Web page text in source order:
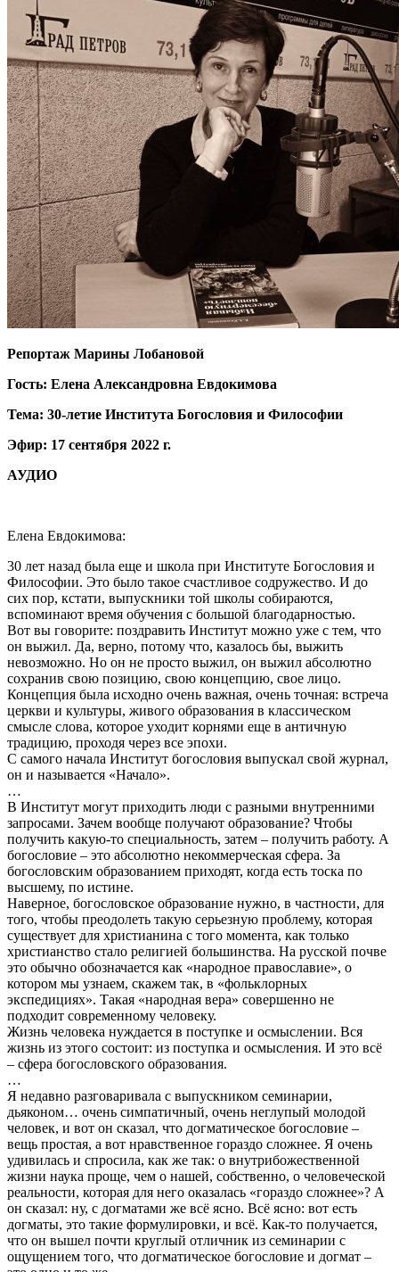
Репортаж Марины Лобановой
Гость: Елена Александровна Евдокимова
Тема: 30-летие Института Богословия и Философии
Эфир: 17 сентября 2022 г.
АУДИО
Елена Евдокимова:
30 лет назад была еще и школа при Институте Богословия и
Философии. Это было такое счастливое содружество. И до
сих пор, кстати, выпускники той школы собираются,
вспоминают время обучения с большой благодарностью.
Вот вы говорите: поздравить Институт можно уже с тем, что
он выжил. Да, верно, потому что, казалось бы, выжить
невозможно. Но он не просто выжил, он выжил абсолютно
сохранив свою позицию, свою концепцию, свое лицо.
Концепция была исходно очень важная, очень точная: встреча
церкви и культуры, живого образования в классическом
смысле слова, которое уходит корнями еще в античную
традицию, проходя через все эпохи.
С самого начала Институт богословия выпускал свой журнал,
он и называется «Начало».
…
В Институт могут приходить люди с разными внутренними
запросами. Зачем вообще получают образование? Чтобы
получить какую-то специальность, затем – получить работу. А
богословие – это абсолютно некоммерческая сфера. За
богословским образованием приходят, когда есть тоска по
высшему, по истине.
Наверное, богословское образование нужно, в частности, для
того, чтобы преодолеть такую серьезную проблему, которая
существует для христианина с того момента, как только
христианство стало религией большинства. На русской почве
это обычно обозначается как «народное православие», о
котором мы узнаем, скажем так, в «фольклорных
экспедициях». Такая «народная вера» совершенно не
подходит современному человеку.
Жизнь человека нуждается в поступке и осмыслении. Вся
жизнь из этого состоит: из поступка и осмысления. И это всё
– сфера богословского образования.
…
Я недавно разговаривала с выпускником семинарии,
дьяконом… очень симпатичный, очень неглупый молодой
человек, и вот он сказал, что догматическое богословие –
вещь простая, а вот нравственное гораздо сложнее. Я очень
удивилась и спросила, как же так: о внутрибожественной
жизни наука проще, чем о нашей, собственно, о человеческой
реальности, которая для него оказалась «гораздо сложнее»? А
он сказал: ну, с догматами же всё ясно. Всё ясно: вот есть
догматы, это такие формулировки, и всё. Как-то получается,
что он вышел почти круглый отличник из семинарии с
ощущением того, что догматическое богословие и догмат –